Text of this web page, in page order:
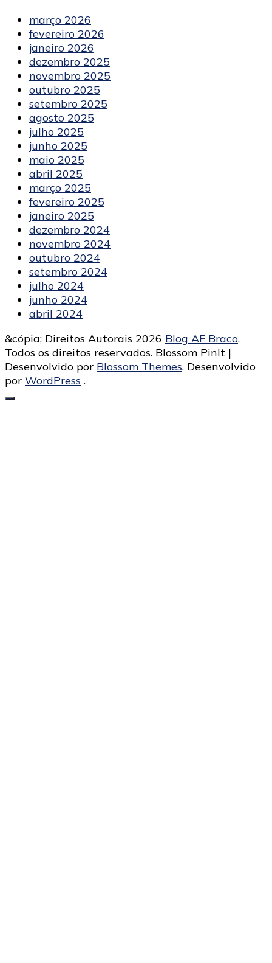
março 2026
fevereiro 2026
janeiro 2026
dezembro 2025
novembro 2025
outubro 2025
setembro 2025
agosto 2025
julho 2025
junho 2025
maio 2025
abril 2025
março 2025
fevereiro 2025
janeiro 2025
dezembro 2024
novembro 2024
outubro 2024
setembro 2024
julho 2024
junho 2024
abril 2024
&cópia; Direitos Autorais 2026 Blog AF Braco.
Todos os direitos reservados. Blossom PinIt |
Desenvolvido por Blossom Themes. Desenvolvido
por WordPress .